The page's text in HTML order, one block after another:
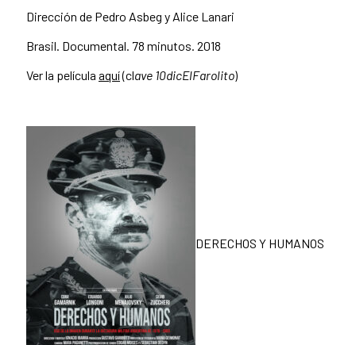
Dirección de Pedro Asbeg y Alice Lanari
Brasil. Documental. 78 minutos. 2018
Ver la película aquí(clave 10dicElFarolito)
DERECHOS Y HUMANOS